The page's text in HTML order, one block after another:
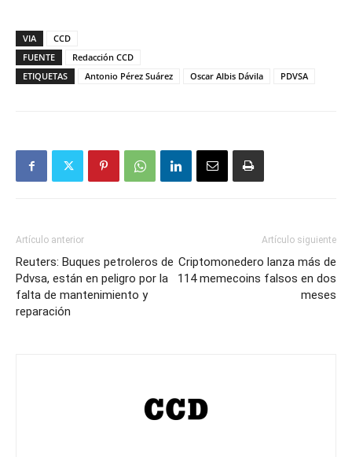
VIA
CCD
FUENTE
Redacción CCD
ETIQUETAS
Antonio Pérez Suárez Oscar Albis Dávila PDVSA
Artículo anterior
Reuters: Buques petroleros de
Pdvsa, están en peligro por la
falta de mantenimiento y
reparación
Artículo siguiente
Criptomonedero lanza más de
114 memecoins falsos en dos
meses